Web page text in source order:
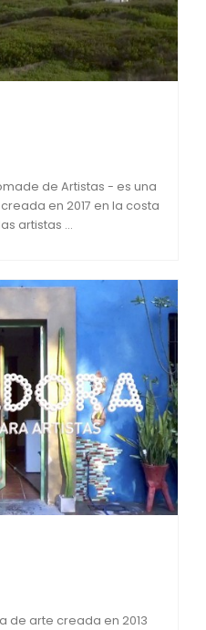
de Artistas - es una
en 2017 en la costa
artistas ...
de arte creada en 2013